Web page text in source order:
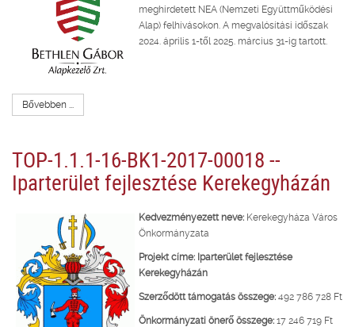
meghirdetett NEA (Nemzeti Együttműködési
Alap) felhívásokon. A megvalósítási időszak
2024. április 1-től 2025. március 31-ig tartott.
Bővebben ...
TOP-1.1.1-16-BK1-2017-00018 --
Iparterület fejlesztése Kerekegyházán
Kedvezményezett neve: Kerekegyháza Város
Önkormányzata
Projekt címe: Iparterület fejlesztése
Kerekegyházán
Szerződött támogatás összege: 492 786 728 Ft
Önkormányzati önerő összege: 17 246 719 Ft